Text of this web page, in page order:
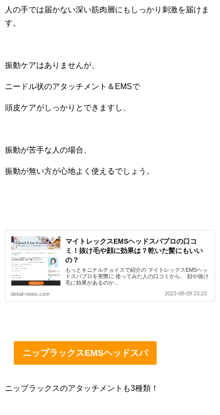
人の手では届かない深い筋肉層にもしっかり刺激を届けま
す。
振動ケアはありませんが、
ニードル状のアタッチメント＆EMSで
頭皮ケアがしっかりとできますし、
振動が苦手な人の場合、
振動が無い方が心地よく使えるでしょう。
マイトレックスEMSヘッドスパプロの口コ
ミ！抜け毛や顔に効果は？乾いた髪にもいい
の？
もっとキニナルチョイスで紹介の マイトレックスEMSヘッ
ドスパプロを実際に 使ってみた人の口コミから、 顔や抜け
毛に効果があるのか...
detail-news.com
2023-08-09 23:23
ニップラックスEMSヘッドスパ
ニップラックスのアタッチメントも3種類！